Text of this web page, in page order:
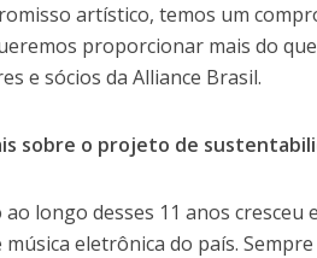
artístico, temos um
proporcionar mais do
e sócios da Alliance Brasil.
sobre o projeto de
ao longo desses 11 anos
música eletrônica do país.